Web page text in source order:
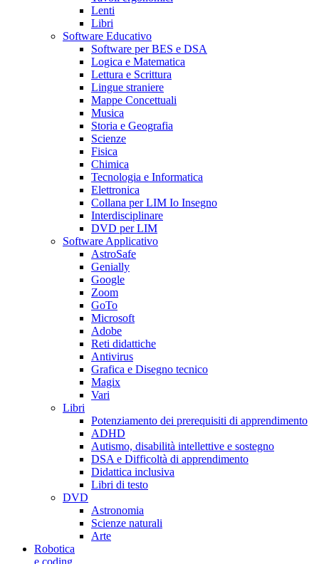
Lenti
Libri
Software Educativo
Software per BES e DSA
Logica e Matematica
Lettura e Scrittura
Lingue straniere
Mappe Concettuali
Musica
Storia e Geografia
Scienze
Fisica
Chimica
Tecnologia e Informatica
Elettronica
Collana per LIM Io Insegno
Interdisciplinare
DVD per LIM
Software Applicativo
AstroSafe
Genially
Google
Zoom
GoTo
Microsoft
Adobe
Reti didattiche
Antivirus
Grafica e Disegno tecnico
Magix
Vari
Libri
Potenziamento dei prerequisiti di apprendimento
ADHD
Autismo, disabilità intellettive e sostegno
DSA e Difficoltà di apprendimento
Didattica inclusiva
Libri di testo
DVD
Astronomia
Scienze naturali
Arte
Robotica
e coding